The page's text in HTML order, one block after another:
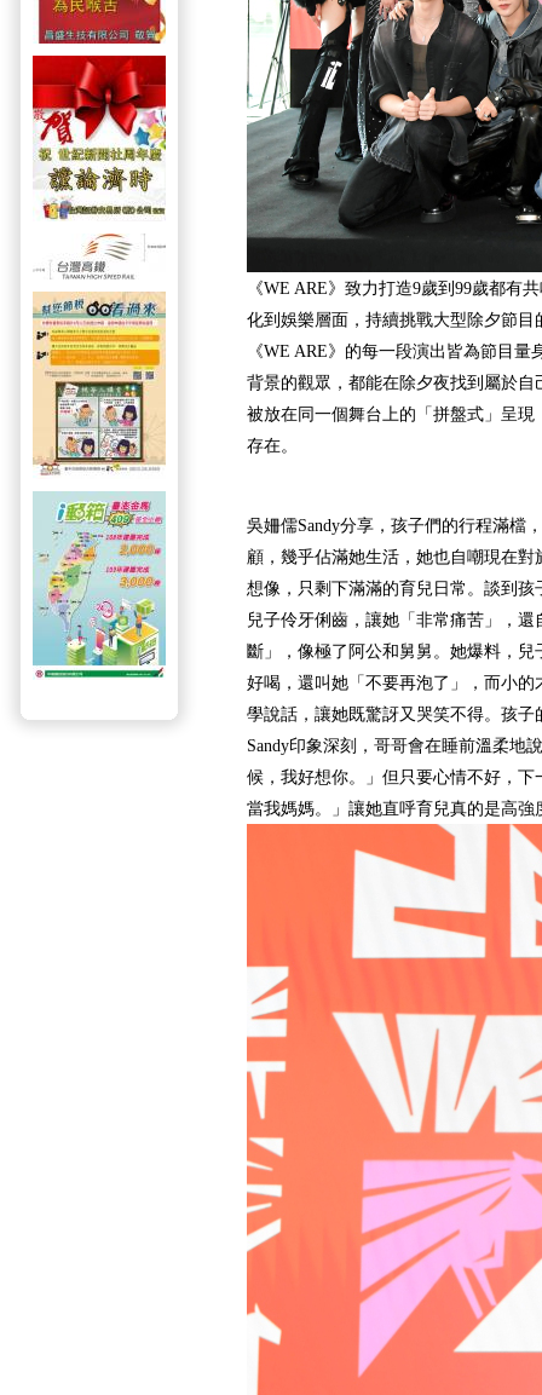
《WE ARE》致力打造9歲到99歲都有
化到娛樂層面，持續挑戰大型除夕節目
《WE ARE》的每一段演出皆為節目
背景的觀眾，都能在除夕夜找到屬於
被放在同一個舞台上的「拼盤式」呈
存在。
吳姍儒Sandy分享，孩子們的行程滿檔
顧，幾乎佔滿她生活，她也自嘲現在
想像，只剩下滿滿的育兒日常。談到孩
兒子伶牙俐齒，讓她「非常痛苦」，
斷」，像極了阿公和舅舅。她爆料，
好喝，還叫她「不要再泡了」，而小
學說話，讓她既驚訝又哭笑不得。孩子
Sandy印象深刻，哥哥會在睡前溫柔地
候，我好想你。」但只要心情不好，
當我媽媽。」讓她直呼育兒真的是高強